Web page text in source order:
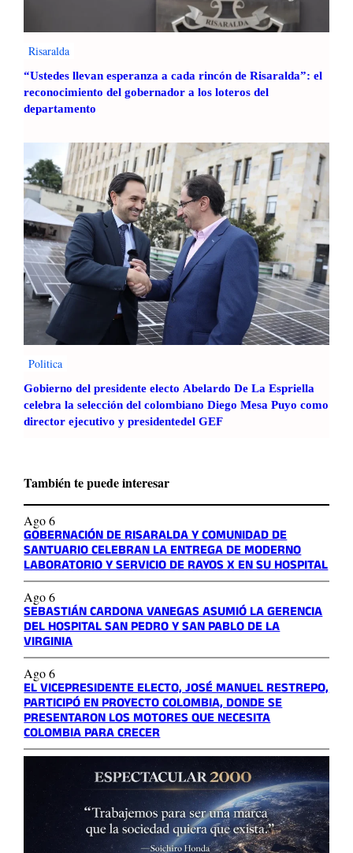
Risaralda
“Ustedes llevan esperanza a cada rincón de Risaralda”: el
reconocimiento del gobernador a los loteros del
departamento
Politica
Gobierno del presidente electo Abelardo De La Espriella
celebra la selección del colombiano Diego Mesa Puyo como
director ejecutivo y presidentedel GEF
También te puede interesar
Ago 6
GOBERNACIÓN DE RISARALDA Y COMUNIDAD DE
SANTUARIO CELEBRAN LA ENTREGA DE MODERNO
LABORATORIO Y SERVICIO DE RAYOS X EN SU HOSPITAL
Ago 6
SEBASTIÁN CARDONA VANEGAS ASUMIÓ LA GERENCIA
DEL HOSPITAL SAN PEDRO Y SAN PABLO DE LA
VIRGINIA
Ago 6
EL VICEPRESIDENTE ELECTO, JOSÉ MANUEL RESTREPO,
PARTICIPÓ EN PROYECTO COLOMBIA, DONDE SE
PRESENTARON LOS MOTORES QUE NECESITA
COLOMBIA PARA CRECER